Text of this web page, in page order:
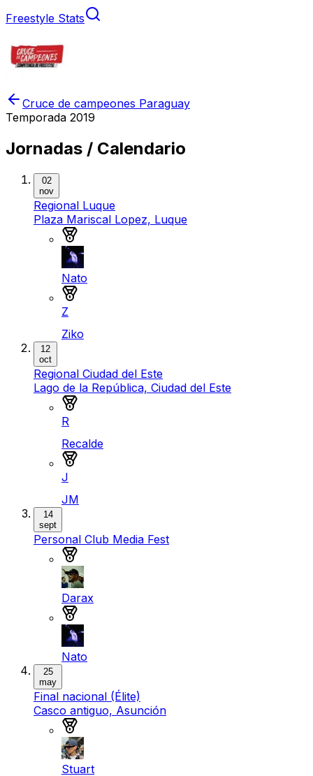
Freestyle Stats
Cruce de campeones Paraguay
Temporada 2019
Jornadas / Calendario
02
nov
Regional Luque
Plaza Mariscal Lopez, Luque
Nato
Z
Ziko
12
oct
Regional Ciudad del Este
Lago de la República, Ciudad del Este
R
Recalde
J
JM
14
sept
Personal Club Media Fest
Darax
Nato
25
may
Final nacional (Élite)
Casco antiguo, Asunción
Stuart